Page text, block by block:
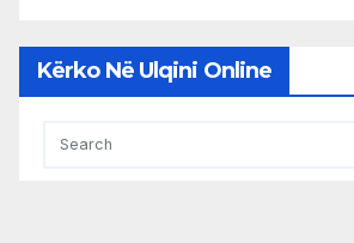
Kërko Në Ulqini Online